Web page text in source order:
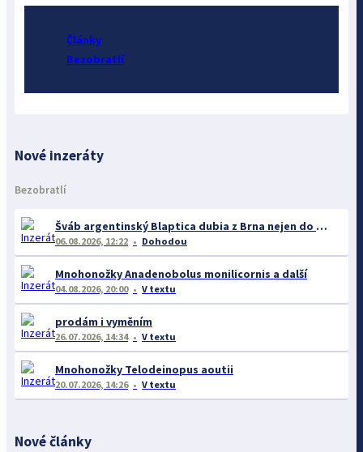
Články
Bezobratlí
Nové inzeráty
Bezobratlí
Šváb argentinský Blaptica dubia z Brna nejen do celé ČR
06.08.2026, 12:22 Dohodou
Mnohonožky Anadenobolus monilicornis a další
04.08.2026, 20:00 V textu
prodám i vyměním
26.07.2026, 14:34 V textu
Mnohonožky Telodeinopus aoutii
20.07.2026, 14:26 V textu
Nové články